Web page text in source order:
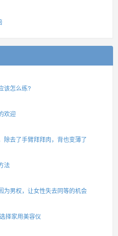
该怎么练?
欢迎
除去了手臂拜拜肉，背也变薄了
法
为男权，让女性失去同等的机会
择家用美容仪